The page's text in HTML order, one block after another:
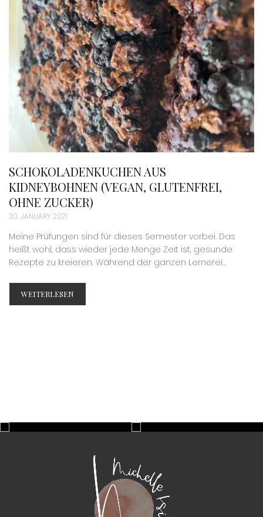
SCHOKOLADENKUCHEN AUS
KIDNEYBOHNEN (VEGAN, GLUTENFREI,
OHNE ZUCKER)
30. JANUARY 2021
Meine Prüfungen sind für dieses Semester vorbei. Das
heißt wohl, dass wieder jede Menge Zeit ist, gesunde
Rezepte zu kreieren. Während der ganzen Lernerei...
WEITERLESEN